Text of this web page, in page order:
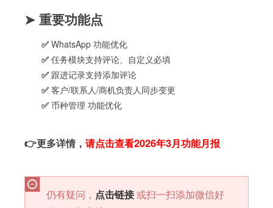
➤ 重要功能点
✅ WhatsApp 功能优化
✅ 任务模块支持评论、自定义必填
✅ 跟进记录支持添加评论
✅ 客户/联系人/商机负责人同步变更
✅ 币种管理 功能优化
👉更多详情， 请点击查看2026年3月功能月报
仍有疑问， 点击链接或扫一扫添加微信好